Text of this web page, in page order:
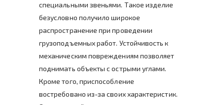
специальными звеньями. Такое изделие
безусловно получило широкое
распространение при проведении
грузоподъемных работ. Устойчивость к
механическим повреждениям позволяет
поднимать объекты с острыми углами.
Кроме того, приспособление
востребовано из-за своих характеристик.